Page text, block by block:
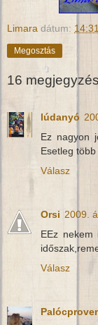
Limara dátum: 14:31
Megosztás
16
lúdanyó
Ez nagyon
Esetleg
Válasz
Orsi 2009.
EEz nekem
Válasz